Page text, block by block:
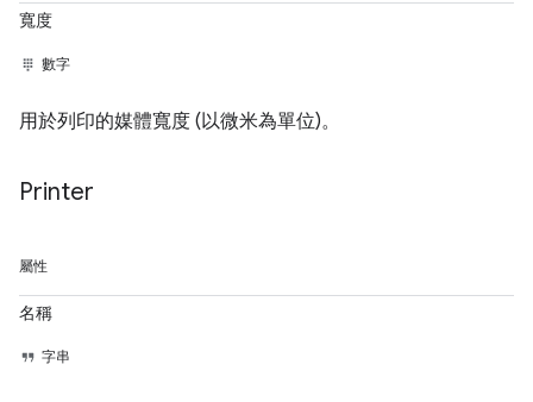
寬度
數字
用於列印的媒體寬度 (以微米為單位)。
Printer
屬性
名稱
字串